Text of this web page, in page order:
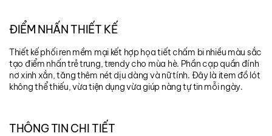
ĐIỂM NHẤN THIẾT KẾ
Thiết kế phối ren mềm mại kết hợp họa tiết chấm bi nhiều màu sắc
tạo điểm nhấn trẻ trung, trendy cho mùa hè. Phần cạp quần đính
nơ xinh xắn, tăng thêm nét dịu dàng và nữ tính. Đây là item đồ lót
không thể thiếu, vừa tiện dụng vừa giúp nàng tự tin mỗi ngày.
THÔNG TIN CHI TIẾT